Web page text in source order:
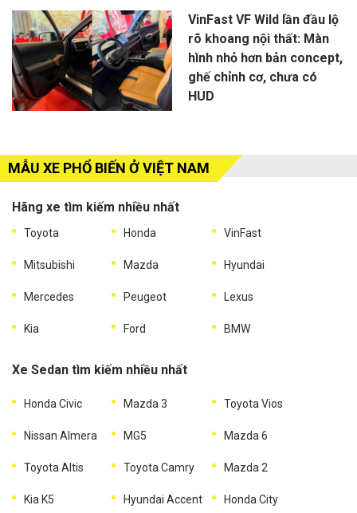
VinFast VF Wild lần đầu lộ
rõ khoang nội thất: Màn
hình nhỏ hơn bản concept,
ghế chỉnh cơ, chưa có
HUD
MẪU XE PHỔ BIẾN Ở VIỆT NAM
Hãng xe tìm kiếm nhiều nhất
Toyota Honda VinFast
Mitsubishi Mazda Hyundai
Mercedes Peugeot Lexus
Kia Ford BMW
Xe Sedan tìm kiếm nhiều nhất
Honda Civic Mazda 3 Toyota Vios
Nissan Almera MG5 Mazda 6
Toyota Altis Toyota Camry Mazda 2
Kia K5 Hyundai Accent Honda City